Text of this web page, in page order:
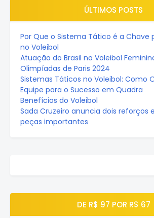
ÚLTIMOS POSTS
Por Que o Sistema Tático é a Chave
no Voleibol
Atuação do Brasil no Voleibol
Olimpíadas de Paris 2024
Sistemas Táticos no Voleibol: Como
Equipe para o Sucesso em Quadra
Benefícios do Voleibol
Sada Cruzeiro anuncia dois reforços
peças importantes
DE R$ 97 POR R$ 67